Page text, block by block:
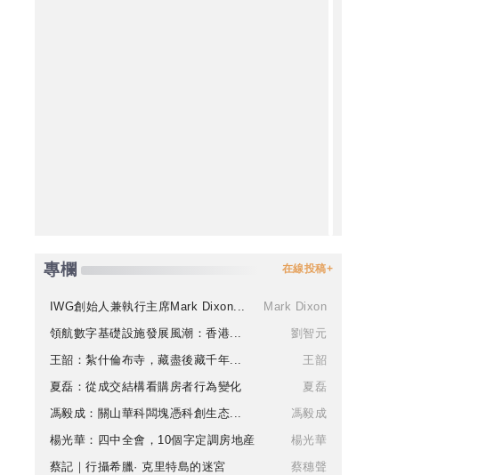
專欄 在線投稿+
IWG創始人兼執行主席Mark Dixon...
Mark Dixon
領航數字基礎設施發展風潮：香港...
劉智元
王韶：紮什倫布寺，藏盡後藏千年...
王韶
夏磊：從成交結構看購房者行為變化
夏磊
馮毅成：關山華科闆塊憑科創生态...
馮毅成
楊光華：四中全會，10個字定調房地産
楊光華
蔡記｜行攝希臘· 克里特島的迷宮
蔡穗聲